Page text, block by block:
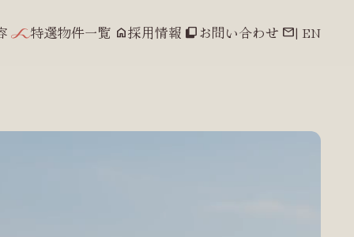
特選物件一覧 採用情報 お問い合わせ | EN